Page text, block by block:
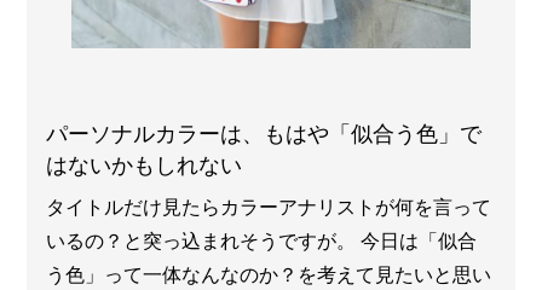
パーソナルカラーは、もはや「似合う色」で
はないかもしれない
タイトルだけ見たらカラーアナリストが何を言って
いるの？と突っ込まれそうですが。 今日は「似合
う色」って一体なんなのか？を考えて見たいと思い